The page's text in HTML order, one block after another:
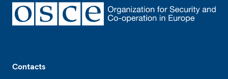
Contacts